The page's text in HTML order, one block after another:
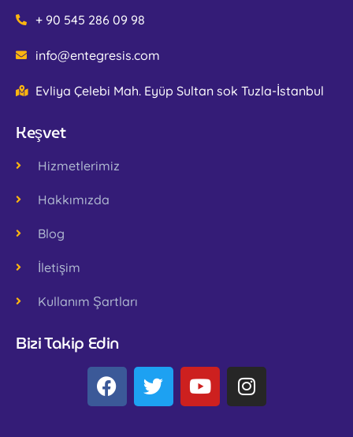
+ 90 545 286 09 98
info@entegresis.com
Evliya Çelebi Mah. Eyüp Sultan sok Tuzla-İstanbul
Keşvet
Hizmetlerimiz
Hakkımızda
Blog
İletişim
Kullanım Şartları
Bizi Takip Edin